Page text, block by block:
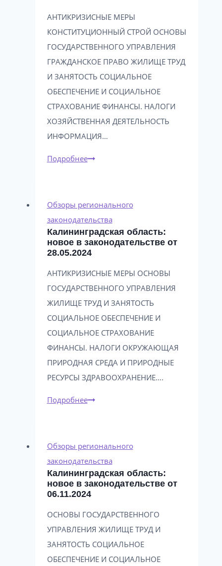
АНТИКРИЗИСНЫЕ МЕРЫ
КОНСТИТУЦИОННЫЙ СТРОЙ ОСНОВЫ
ГОСУДАРСТВЕННОГО УПРАВЛЕНИЯ
ГРАЖДАНСКОЕ ПРАВО ЖИЛИЩЕ ТРУД
И ЗАНЯТОСТЬ СОЦИАЛЬНОЕ
ОБЕСПЕЧЕНИЕ И СОЦИАЛЬНОЕ
СТРАХОВАНИЕ ФИНАНСЫ. НАЛОГИ
ХОЗЯЙСТВЕННАЯ ДЕЯТЕЛЬНОСТЬ
ИНФОРМАЦИЯ…
ПодробнееКалининградская
в
законодательстве
от
09.01.2025
Обзоры регионального
законодательства
Калининградская область:
новое в законодательстве от
28.05.2024
АНТИКРИЗИСНЫЕ МЕРЫ ОСНОВЫ
ГОСУДАРСТВЕННОГО УПРАВЛЕНИЯ
ЖИЛИЩЕ ТРУД И ЗАНЯТОСТЬ
СОЦИАЛЬНОЕ ОБЕСПЕЧЕНИЕ И
СОЦИАЛЬНОЕ СТРАХОВАНИЕ
ФИНАНСЫ. НАЛОГИ ОКРУЖАЮЩАЯ
ПРИРОДНАЯ СРЕДА И ПРИРОДНЫЕ
РЕСУРСЫ ЗДРАВООХРАНЕНИЕ….
ПодробнееКалининградская
в
законодательстве
от
28.05.2024
Обзоры регионального
законодательства
Калининградская область:
новое в законодательстве от
06.11.2024
ОСНОВЫ ГОСУДАРСТВЕННОГО
УПРАВЛЕНИЯ ЖИЛИЩЕ ТРУД И
ЗАНЯТОСТЬ СОЦИАЛЬНОЕ
ОБЕСПЕЧЕНИЕ И СОЦИАЛЬНОЕ